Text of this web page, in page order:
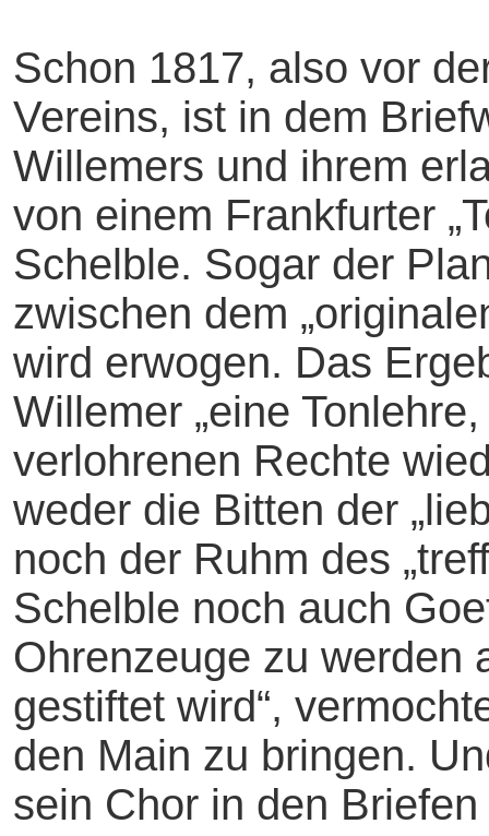
Schon 1817, also vor
Vereins, ist in dem
Willemers und ihrem
von einem Frankfurter
Schelble. Sogar der
zwischen dem
wird erwogen. Das
Willemer „eine
verlohrenen Rechte
weder die Bitten der
noch der Ruhm des
Schelble noch auch
Ohrenzeuge zu werden
gestiftet wird“,
den Main zu bringen.
sein Chor in den